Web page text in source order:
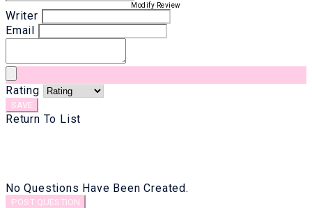
Modify Review
Writer
Email
Rating
SAVE
Return To List
No Questions Have Been Created.
POST QUESTION